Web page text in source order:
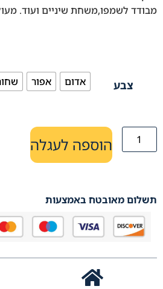
מבודד לשמפו,משחת שיניים ועוד.
צבע אדום אפור
הוספה לעגלה
תשלום מאובטח באמצעות